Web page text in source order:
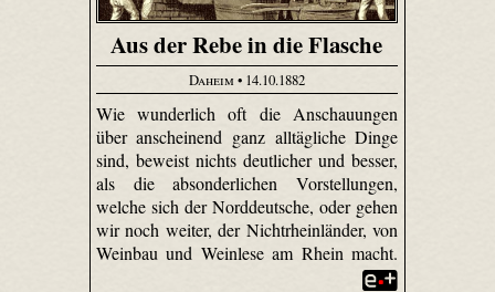
Aus der Rebe in die Flasche
Daheim • 14.10.1882
Wie wunderlich oft die Anschauungen
über anscheinend ganz alltägliche Dinge
sind, beweist nichts deutlicher und besser,
als die absonderlichen Vorstellungen,
welche sich der Norddeutsche, oder gehen
wir noch weiter, der Nichtrheinländer, von
Weinbau und Weinlese am Rhein macht.